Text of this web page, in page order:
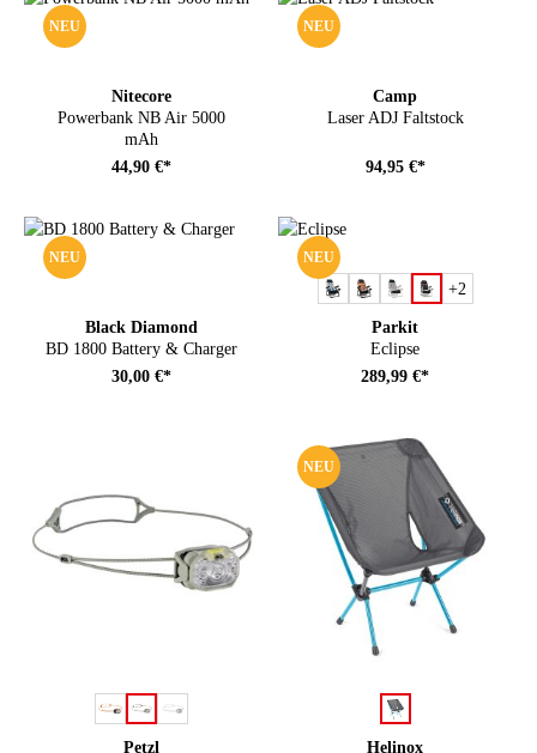
NEU
Nitecore
Powerbank NB Air 5000
mAh
44,90 €*
NEU
Camp
Laser ADJ Faltstock
94,95 €*
NEU
Black Diamond
BD 1800 Battery & Charger
30,00 €*
NEU
Parkit
Eclipse
Farbeauswählen
+2
289,99 €*
Petzl
Farbeauswählen
NEU
Helinox
auswählen